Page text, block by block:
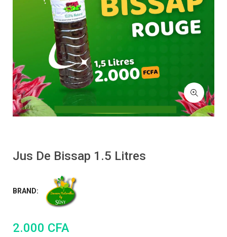
Jus De Bissap 1.5 Litres
BRAND:
2.000 CFA